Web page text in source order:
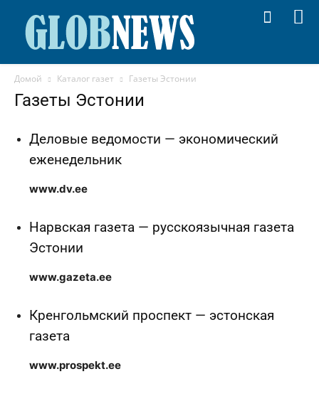
Домой Каталог газет Газеты Эстонии
Газеты Эстонии
Деловые ведомости — экономический
еженедельник
www.dv.ee
Нарвская газета — русскоязычная газета
Эстонии
www.gazeta.ee
Кренгольмский проспект — эстонская
газета
www.prospekt.ee